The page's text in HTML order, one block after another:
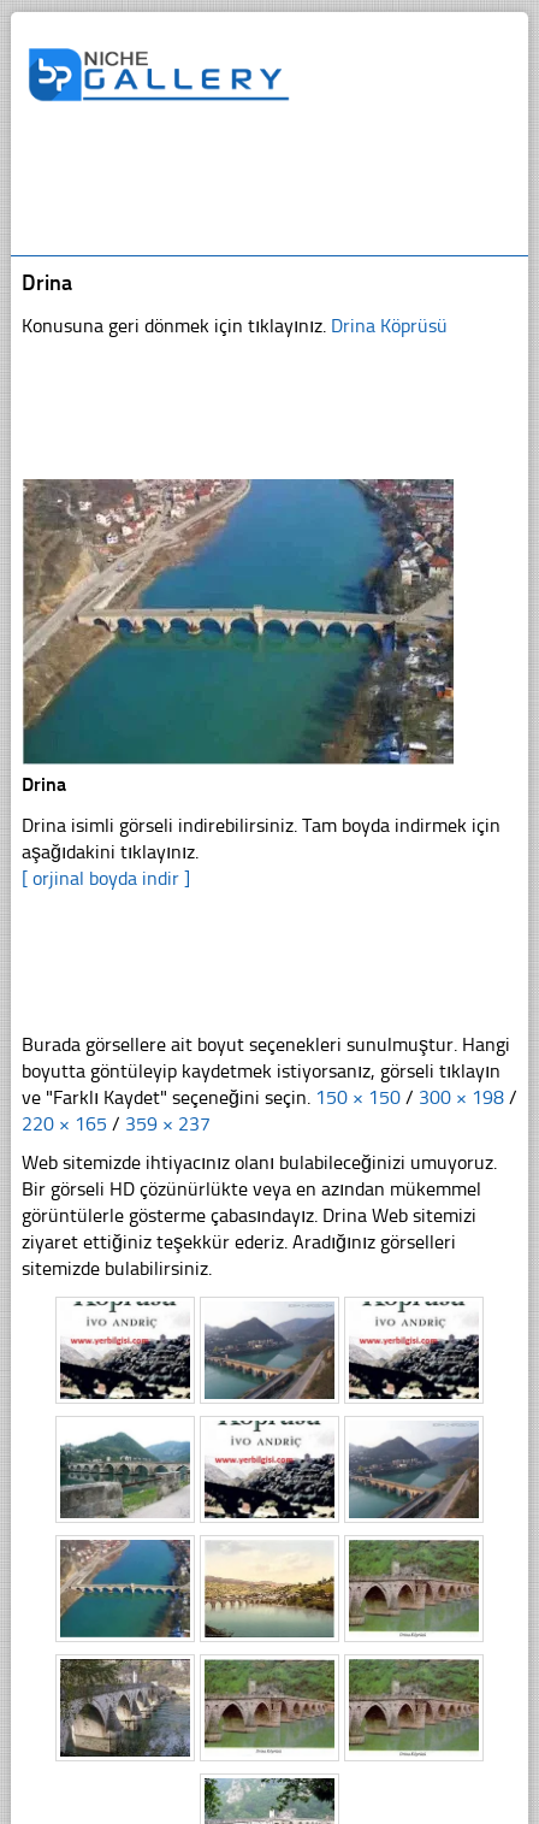
Drina
Konusuna geri dönmek için tıklayınız. Drina Köprüsü
Drina
Drina isimli görseli indirebilirsiniz. Tam boyda indirmek için
aşağıdakini tıklayınız.
[ orjinal boyda indir ]
Burada görsellere ait boyut seçenekleri sunulmuştur. Hangi
boyutta göntüleyip kaydetmek istiyorsanız, görseli tıklayın
ve "Farklı Kaydet" seçeneğini seçin. 150 × 150 / 300 × 198 /
220 × 165 / 359 × 237
Web sitemizde ihtiyacınız olanı bulabileceğinizi umuyoruz.
Bir görseli HD çözünürlükte veya en azından mükemmel
görüntülerle gösterme çabasındayız. Drina Web sitemizi
ziyaret ettiğiniz teşekkür ederiz. Aradığınız görselleri
sitemizde bulabilirsiniz.